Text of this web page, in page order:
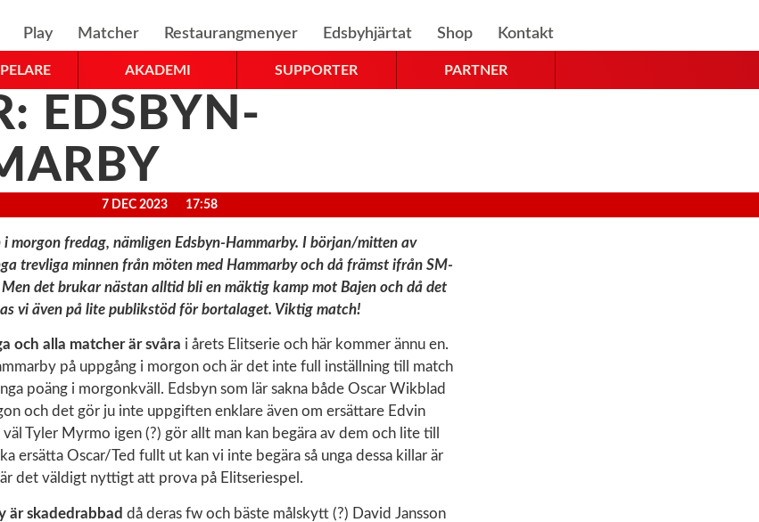
Play Matcher Restaurangmenyer Edsbyhjärtat Shop Kontakt
AKADEMI SUPPORTER PARTNER
EDSBYN-
7 DEC 2023 17:58
i morgon fredag, nämligen Edsbyn-Hammarby. I början/mitten av
trevliga minnen från möten med Hammarby och då främst ifrån SM-
det brukar nästan alltid bli en mäktig kamp mot Bajen och då det
vi även på lite publikstöd för bortalaget. Viktig match!
och alla matcher är svåra i årets Elitserie och här kommer ännu en.
på uppgång i morgon och är det inte full inställning till match
poäng i morgonkväll. Edsbyn som lär sakna både Oscar Wikblad
och det gör ju inte uppgiften enklare även om ersättare Edvin
Tyler Myrmo igen (?) gör allt man kan begära av dem och lite till
ersätta Oscar/Ted fullt ut kan vi inte begära så unga dessa killar är
det väldigt nyttigt att prova på Elitseriespel.
är skadedrabbad då deras fw och bäste målskytt (?) David Jansson